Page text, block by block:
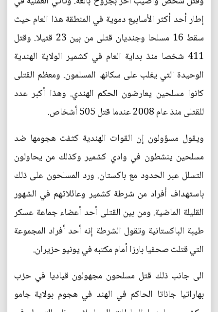
إطار أحد أكثر الأسابيع دموية في المنطقة هذا العام حيث
سقط 16 مسلحا وجنديان قتلى من بين 23 قتيلا. وقتل
411 شخصا منذ بداية العام في كشمير الولاية الهندية
الوحيدة التي يغلب على سكانها المسلمون. ومعظم القتلى
كانوا مسلحين يعارضون الحكم الهندي. وهذا أكبر عدد
للقتلى منذ عام 2008 عندما قتل 505 أشخاص.
ويقول مسؤولون إن القوات الهندية كثفت هجومها ضد
مسلحين ينشطون في وادي كشمير وكذلك من يحاولون
التسلل عبر الحدود مع باكستان. ورد المسلحون على ذلك
باستهداف أفراد من شرطة كشمير وعائلاتهم في الشهور
القليلة الماضية. ومن بين القتلى أحد أعضاء جماعة عسكر
طيبة الباكستانية وتقول الشرطة إنه أحد أفراد المجموعة
التي قتلت صحفيا بارزا أمام مكتبه في يونيو حزيران.
الى جانب ذلك قتل مسلحون مجهولون قياديا في حزب
بهاراتيا جاناتا الحاكم في الهند في هجوم بولاية جامو